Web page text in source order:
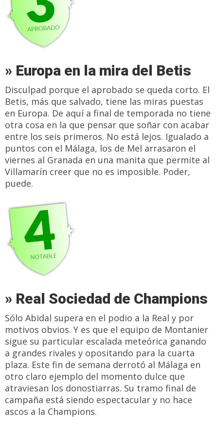
» Europa en la mira del Betis
Disculpad porque el aprobado se queda corto. El
Betis, más que salvado, tiene las miras puestas
en Europa. De aquí a final de temporada no tiene
otra cosa en la que pensar que soñar con acabar
entre los seis primeros. No está lejos. Igualado a
puntos con el Málaga, los de Mel arrasaron el
viernes al Granada en una manita que permite al
Villamarín creer que no es imposible. Poder,
puede.
» Real Sociedad de Champions
Sólo Abidal supera en el podio a la Real y por
motivos obvios. Y es que el equipo de Montanier
sigue su particular escalada meteórica ganando
a grandes rivales y opositando para la cuarta
plaza. Este fin de semana derrotó al Málaga en
otro claro ejemplo del momento dulce que
atraviesan los donostiarras. Su tramo final de
campaña está siendo espectacular y no hace
ascos a la Champions.